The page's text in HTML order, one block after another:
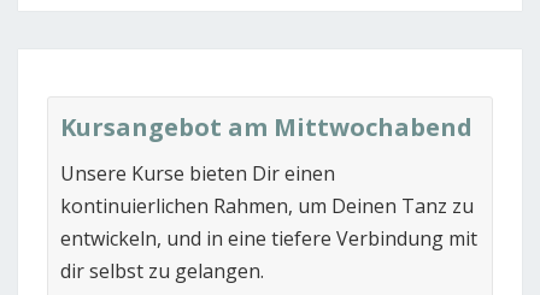
Kursangebot am Mittwochabend
Unsere Kurse bieten Dir einen
kontinuierlichen Rahmen, um Deinen Tanz zu
entwickeln, und in eine tiefere Verbindung mit
dir selbst zu gelangen.